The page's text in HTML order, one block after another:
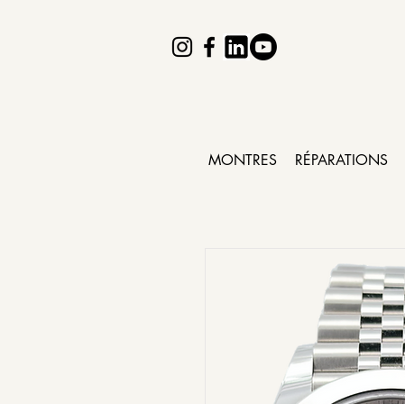
MONTRES RÉPARATIONS